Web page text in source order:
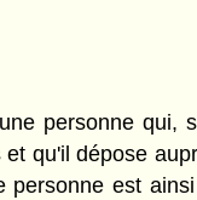
personne
qu'il dépose
est